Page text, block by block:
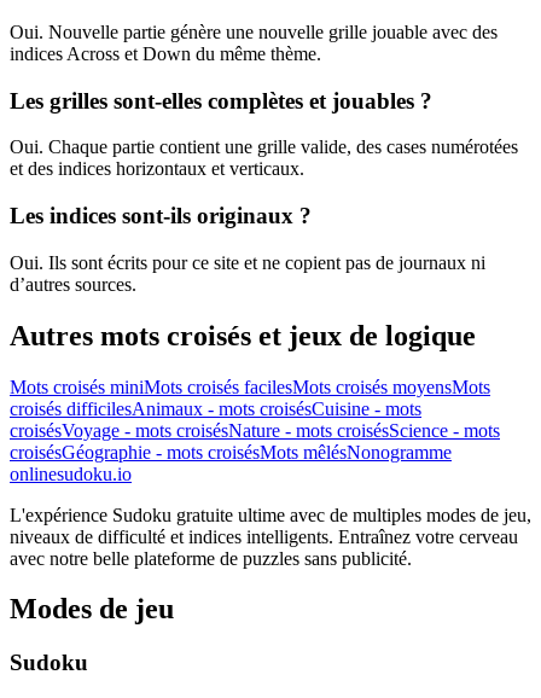
Oui. Nouvelle partie génère une nouvelle grille jouable avec des
indices Across et Down du même thème.
Les grilles sont-elles complètes et jouables ?
Oui. Chaque partie contient une grille valide, des cases numérotées
et des indices horizontaux et verticaux.
Les indices sont-ils originaux ?
Oui. Ils sont écrits pour ce site et ne copient pas de journaux ni
d’autres sources.
Autres mots croisés et jeux de logique
Mots croisés miniMots croisés facilesMots croisés moyensMots
croisés difficilesAnimaux - mots croisésCuisine - mots
croisésVoyage - mots croisésNature - mots croisésScience - mots
croisésGéographie - mots croisésMots mêlésNonogramme
onlinesudoku.io
L'expérience Sudoku gratuite ultime avec de multiples modes de jeu,
niveaux de difficulté et indices intelligents. Entraînez votre cerveau
avec notre belle plateforme de puzzles sans publicité.
Modes de jeu
Sudoku